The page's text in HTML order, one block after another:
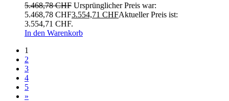
5.468,78CHF Ursprünglicher Preis war:
5.468,78 CHF3.554,71 CHFAktueller Preis ist:
3.554,71 CHF.
In den Warenkorb
1
2
3
4
5
»